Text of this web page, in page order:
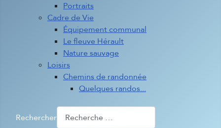
Portraits
Cadre de Vie
Équipement communal
Le fleuve Hérault
Nature sauvage
Loisirs
Chemins de randonnée
Quelques randos...
Rechercher